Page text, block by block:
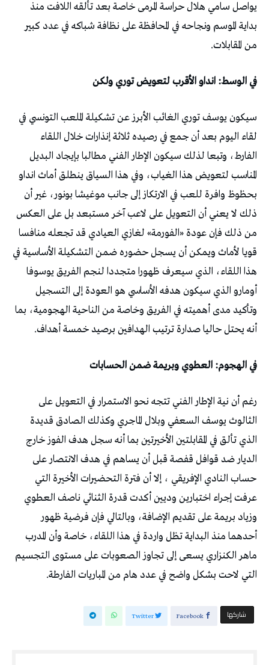
يواصل سامي هلال حراسة المرمى خاصة بعد تألقه اللافت منذ
بداية الموسم ونجاحه في المحافظة على نظافة شباكه في عدد كبير
من المقابلات.
في الوسط: انداو الأقرب لتعويض توري ولكن
سيكون يوسف توري الغائب الأبرز عن تشكيلة الملعب التونسي في
لقاء اليوم بعد أن جمع في رصيده ثلاثة إنذارات خلال اللقاء
الفارط، وتبعا لذلك سيكون الإطار الفني مطالبا بإيجاد البديل
المناسب لتعويض هذا الغياب، وفي هذا السياق ينطلق أماث انداو
بحظوظ وافرة للعب في الارتكاز إلى جانب موغيشا بونور، غير أن
ذلك لا يعني أن التعويل على لاعب آخر مستبعد بل على العكس
من ذلك فإن عودة «الفورمة» لغازي العيادي قد تجعله منافسا
قويا لأماث ويمكن أن يسجل حضوره ضمن التشكيلة الأساسية في
هذا اللقاء، الذي سيعرف ظهورا متجددا لنجم الفريق يوسوفا
أومارو الذي سيكون هدفه الأساسي هو العودة إلى التسجيل
وتأكيد مدى أهميته في الفريق وخاصة من الناحية الهجومية، بما
أنه يحتل حاليا صدارة ترتيب الهدافين برصيد خمسة أهداف.
في الهجوم: العطوي وبريمة ضمن الحسابات
رغم أن نية الإطار الفني تتجه نحو الاستمرار في التعويل على
الثالوث يوسف السعفي وبلال الماجري وكذلك الصادق قديدة
الذي تألق في المقابلتين الأخيرتين بما أنه سجل هدف الفوز خارج
الديار ضد قوافل قفصة قبل أن يساهم في هدف الانتصار على
حساب النادي الإفريقي ، إلا أن فترة التحضيرات الأخيرة التي
عرفت إجراء اختبارين وديين أكدت قدرة الثنائي ناصف العطوي
وزياد بريمة على تقديم الإضافة، وبالتالي فإن فرضية ظهور
أحدهما منذ البداية تظل واردة في هذا اللقاء، خاصة وأن المدرب
ماهر الكنزاري يسعى إلى تجاوز الصعوبات على مستوى التجسيم
التي لاحت بشكل واضح في عدد هام من المباريات الفارطة.
‫‫ شاركها‬ Facebook
Twitter